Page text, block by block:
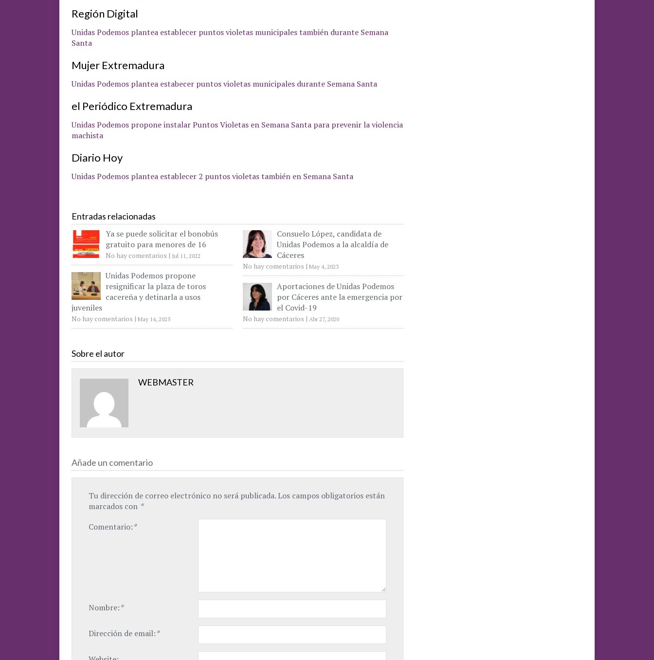
Región Digital
Unidas Podemos plantea establecer puntos violetas municipales también durante Semana
Santa
Mujer Extremadura
Unidas Podemos plantea estabecer puntos violetas municipales durante Semana Santa
el Periódico Extremadura
Unidas Podemos propone instalar Puntos Violetas en Semana Santa para prevenir la violencia
machista
Diario Hoy
Unidas Podemos plantea establecer 2 puntos violetas también en Semana Santa
Entradas relacionadas
Ya se puede solicitar el bonobús
gratuito para menores de 16
No hay comentarios | Jul 11, 2022
Consuelo López, candidata de
Unidas Podemos a la alcaldía de
Cáceres
No hay comentarios | May 4, 2023
Unidas Podemos propone
resignificar la plaza de toros
cacereña y detinarla a usos
juveniles
No hay comentarios | May 14, 2025
Aportaciones de Unidas Podemos
por Cáceres ante la emergencia por
el Covid-19
No hay comentarios | Abr 27, 2020
Sobre el autor
WEBMASTER
Añade un comentario
Tu dirección de correo electrónico no será publicada.Los campos obligatorios están
marcados con *
Comentario:*
Nombre:*
Dirección de email:*